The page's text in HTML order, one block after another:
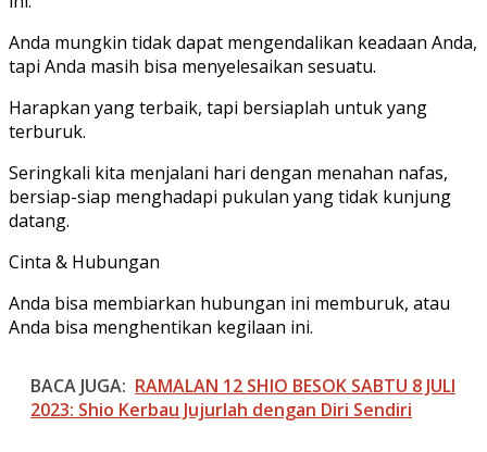
Anda mungkin tidak dapat mengendalikan keadaan Anda,
tapi Anda masih bisa menyelesaikan sesuatu.
Harapkan yang terbaik, tapi bersiaplah untuk yang
terburuk.
Seringkali kita menjalani hari dengan menahan nafas,
bersiap-siap menghadapi pukulan yang tidak kunjung
datang.
Cinta & Hubungan
Anda bisa membiarkan hubungan ini memburuk, atau
Anda bisa menghentikan kegilaan ini.
BACA JUGA: RAMALAN 12 SHIO BESOK SABTU 8 JULI
2023: Shio Kerbau Jujurlah dengan Diri Sendiri